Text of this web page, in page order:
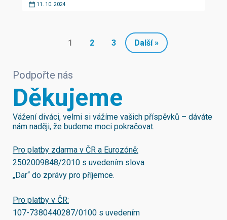
11. 10. 2024
1 2 3 Další »
Podpořte nás
Děkujeme
Vážení diváci, velmi si vážíme vašich příspěvků – dáváte
nám naději, že budeme moci pokračovat.
Pro platby zdarma v ČR a Eurozóně:
2502009848/2010 s uvedením slova
„Dar“ do zprávy pro příjemce.
Pro platby v ČR:
107-7380440287/0100 s uvedením